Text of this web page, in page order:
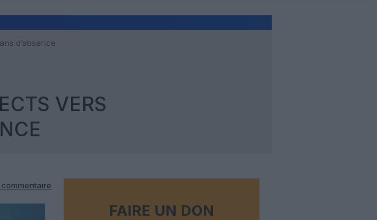
Hôtellerie
d’absence
VERS
commentaire
FAIRE UN DON